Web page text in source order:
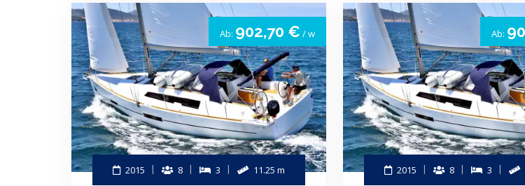
Ab: 902,70 € / w
2015 8 3 11.25 m
Ab:
2015 8 3